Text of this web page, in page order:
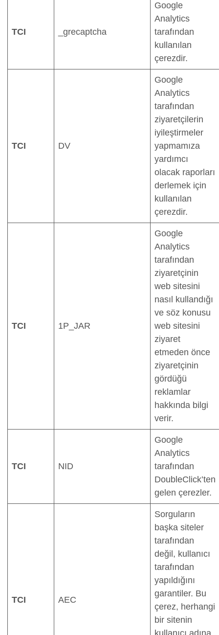
TCI _grecaptcha
Google
Analytics
tarafından
kullanılan
çerezdir.
TCI DV
Google
Analytics
tarafından
ziyaretçilerin
iyileştirmeler
yapmamıza
yardımcı
olacak raporları
derlemek için
kullanılan
çerezdir.
TCI 1P_JAR
Google
Analytics
tarafından
ziyaretçinin
web sitesini
nasıl kullandığı
ve söz konusu
web sitesini
ziyaret
etmeden önce
ziyaretçinin
gördüğü
reklamlar
hakkında bilgi
verir.
TCI NID
Google
Analytics
tarafından
DoubleClick’ten
gelen çerezler.
TCI AEC
Sorguların
başka siteler
tarafından
değil, kullanıcı
tarafından
yapıldığını
garantiler. Bu
çerez, herhangi
bir sitenin